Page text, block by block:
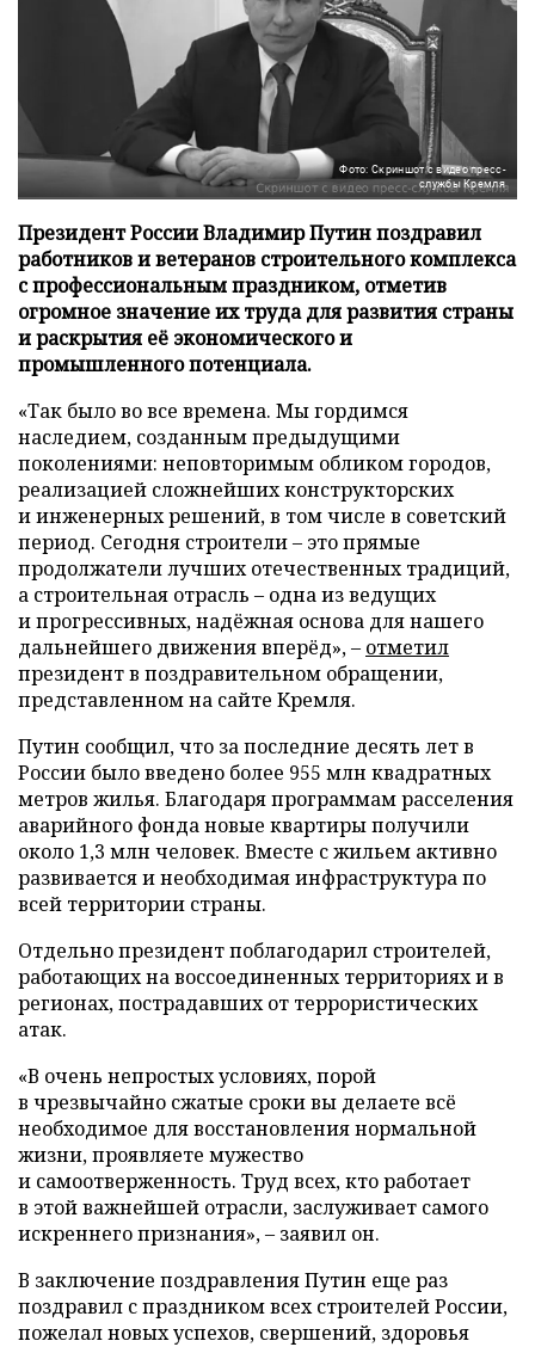
Фото: Скриншот с видео пресс-
службы Кремля
Президент России Владимир Путин поздравил
работников и ветеранов строительного комплекса
с профессиональным праздником, отметив
огромное значение их труда для развития страны
и раскрытия её экономического и
промышленного потенциала.
«Так было во все времена. Мы гордимся
наследием, созданным предыдущими
поколениями: неповторимым обликом городов,
реализацией сложнейших конструкторских
и инженерных решений, в том числе в советский
период. Сегодня строители – это прямые
продолжатели лучших отечественных традиций,
а строительная отрасль – одна из ведущих
и прогрессивных, надёжная основа для нашего
дальнейшего движения вперёд», – отметил
президент в поздравительном обращении,
представленном на сайте Кремля.
Путин сообщил, что за последние десять лет в
России было введено более 955 млн квадратных
метров жилья. Благодаря программам расселения
аварийного фонда новые квартиры получили
около 1,3 млн человек. Вместе с жильем активно
развивается и необходимая инфраструктура по
всей территории страны.
Отдельно президент поблагодарил строителей,
работающих на воссоединенных территориях и в
регионах, пострадавших от террористических
атак.
«В очень непростых условиях, порой
в чрезвычайно сжатые сроки вы делаете всё
необходимое для восстановления нормальной
жизни, проявляете мужество
и самоотверженность. Труд всех, кто работает
в этой важнейшей отрасли, заслуживает самого
искреннего признания», – заявил он.
В заключение поздравления Путин еще раз
поздравил с праздником всех строителей России,
пожелал новых успехов, свершений, здоровья